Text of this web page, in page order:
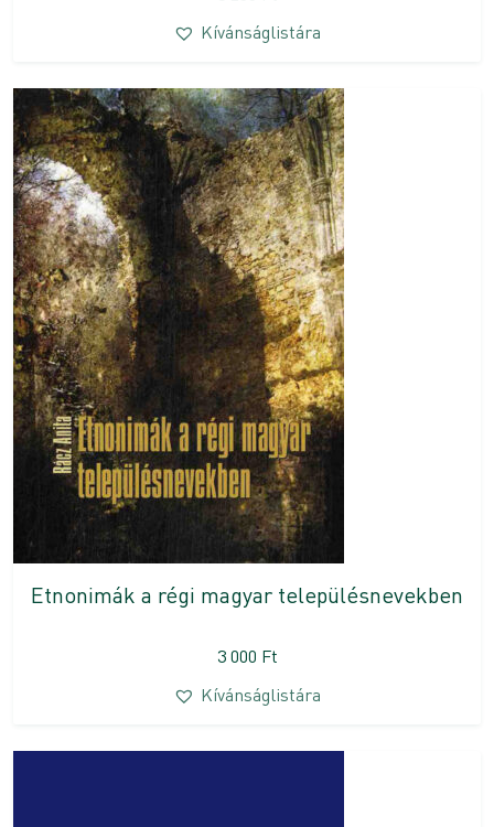
Kívánságlistára
Etnonimák a régi magyar településnevekben
3 000 Ft
Kívánságlistára